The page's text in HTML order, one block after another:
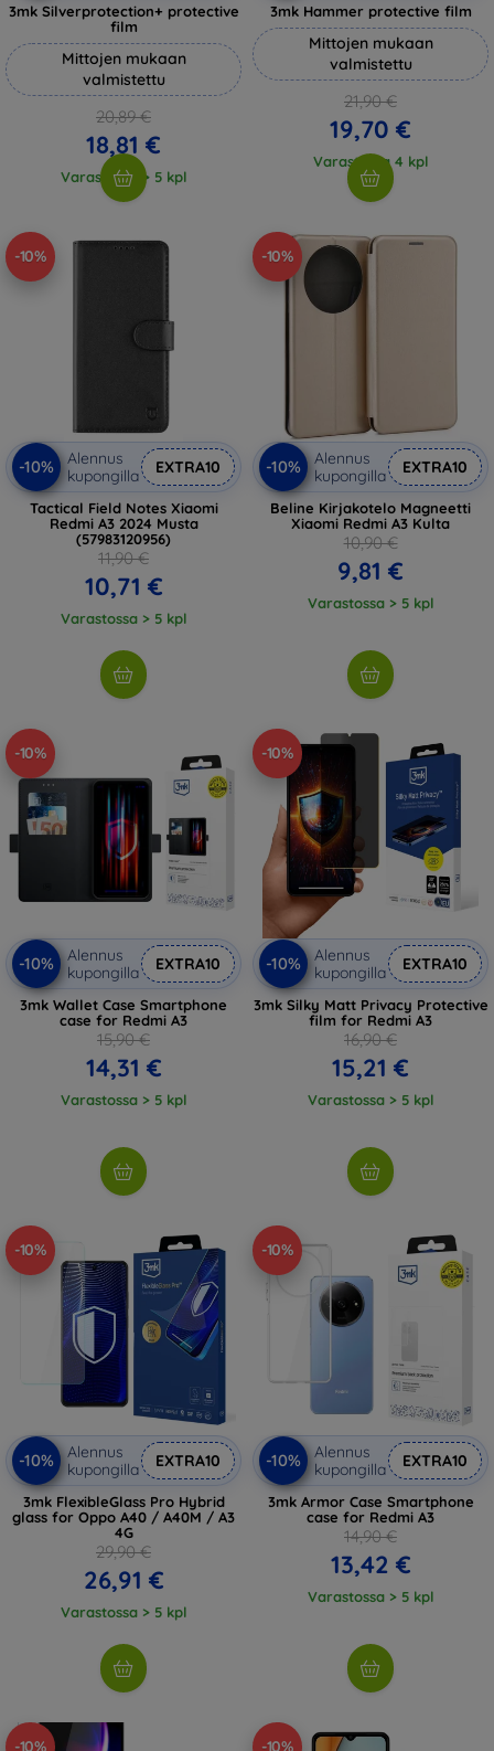
3mk Silverprotection+ protective
film
Mittojen mukaan
valmistettu
20,89 €
18,81 €
Varastossa > 5 kpl
3mk Hammer protective film
Mittojen mukaan
valmistettu
21,90 €
19,70 €
Varastossa 4 kpl
-10%
-10%
Alennus
kupongilla
EXTRA10
Tactical Field Notes Xiaomi
Redmi A3 2024 Musta
(57983120956)
11,90 €
10,71 €
Varastossa > 5 kpl
-10%
-10%
Alennus
kupongilla
EXTRA10
Beline Kirjakotelo Magneetti
Xiaomi Redmi A3 Kulta
10,90 €
9,81 €
Varastossa > 5 kpl
-10%
-10%
Alennus
kupongilla
EXTRA10
3mk Wallet Case Smartphone
case for Redmi A3
15,90 €
14,31 €
Varastossa > 5 kpl
-10%
-10%
Alennus
kupongilla
EXTRA10
3mk Silky Matt Privacy Protective
film for Redmi A3
16,90 €
15,21 €
Varastossa > 5 kpl
-10%
-10%
Alennus
kupongilla
EXTRA10
3mk FlexibleGlass Pro Hybrid
glass for Oppo A40 / A40M / A3
4G
29,90 €
26,91 €
Varastossa > 5 kpl
-10%
-10%
Alennus
kupongilla
EXTRA10
3mk Armor Case Smartphone
case for Redmi A3
14,90 €
13,42 €
Varastossa > 5 kpl
-10% -10%